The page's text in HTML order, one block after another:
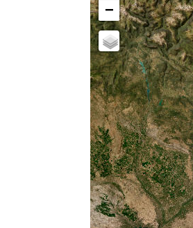
−